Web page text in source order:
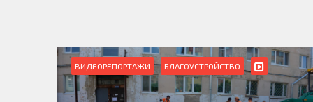
ВИДЕОРЕПОРТАЖИ БЛАГОУСТРОЙСТВО